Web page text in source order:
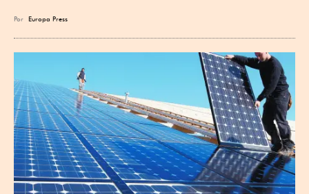
Por Europa Press